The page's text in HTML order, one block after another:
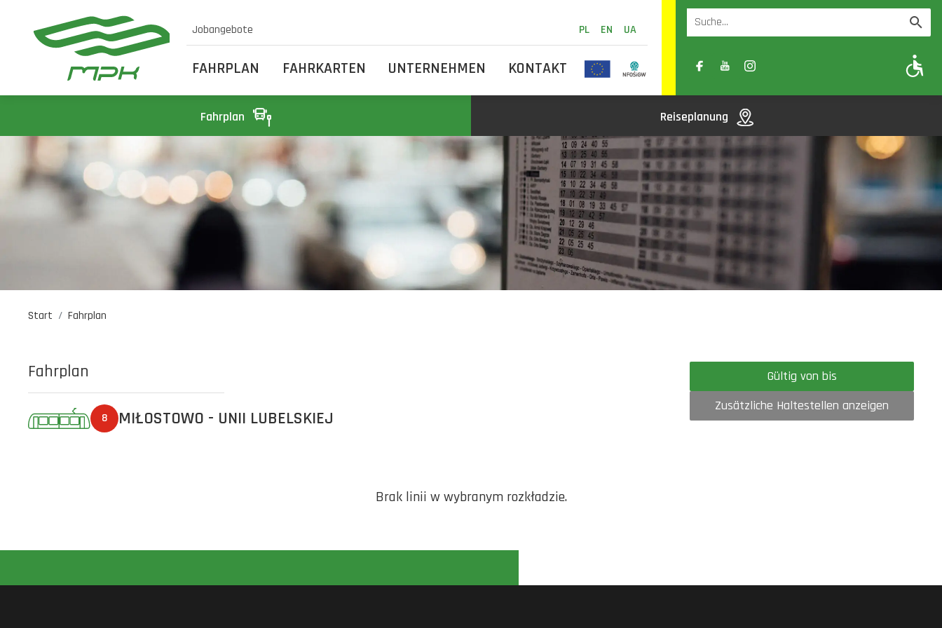
Jobangebote PL EN UA
FAHRPLAN FAHRKARTEN UNTERNEHMEN KONTAKT A- A A+
Fahrplan Reiseplanung
Start Fahrplan
Fahrplan
8 MIŁOSTOWO - UNII LUBELSKIEJ
Gültig von bis
Zusätzliche Haltestellen anzeigen
Brak linii w wybranym rozkładzie.